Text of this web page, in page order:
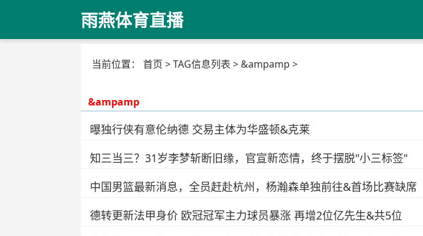
雨燕体育直播
当前位置： 首页 > TAG信息列表 > &ampamp >
&ampamp
曝独行侠有意伦纳德 交易主体为华盛顿&克莱
知三当三？31岁李梦斩断旧缘，官宣新恋情，终于摆脱"小三标签"
中国男篮最新消息，全员赶赴杭州，杨瀚森单独前往&首场比赛缺席
德转更新法甲身价 欧冠冠军主力球员暴涨 再增2位亿先生&共5位